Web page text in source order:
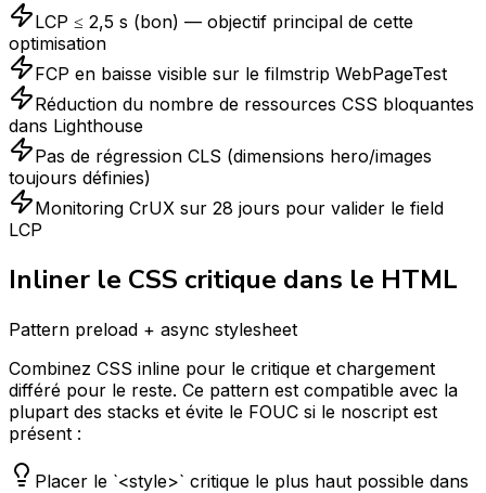
LCP ≤ 2,5 s (bon) — objectif principal de cette
optimisation
FCP en baisse visible sur le filmstrip WebPageTest
Réduction du nombre de ressources CSS bloquantes
dans Lighthouse
Pas de régression CLS (dimensions hero/images
toujours définies)
Monitoring CrUX sur 28 jours pour valider le field
LCP
Inliner le CSS critique dans le HTML
Pattern preload + async stylesheet
Combinez CSS inline pour le critique et chargement
différé pour le reste. Ce pattern est compatible avec la
plupart des stacks et évite le FOUC si le noscript est
présent :
Placer le `<style>` critique le plus haut possible dans